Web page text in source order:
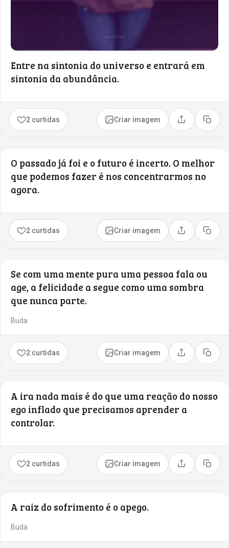
Entre na sintonia do universo e entrará em
sintonia da abundância.
2 curtidas Criar imagem Compartilhar
Copiar
O passado já foi e o futuro é incerto. O melhor
que podemos fazer é nos concentrarmos no
agora.
2 curtidas Criar imagem Compartilhar
Copiar
Se com uma mente pura uma pessoa fala ou
age, a felicidade a segue como uma sombra
que nunca parte.
Buda
2 curtidas Criar imagem Compartilhar
Copiar
A ira nada mais é do que uma reação do nosso
ego inflado que precisamos aprender a
controlar.
2 curtidas Criar imagem Compartilhar
Copiar
A raiz do sofrimento é o apego.
Buda